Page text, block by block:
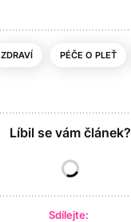
ZDRAVÍ PÉČE O PLEŤ
Líbil se vám článek?
Sdílejte: